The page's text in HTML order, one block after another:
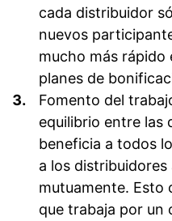
cada distribuidor
nuevos
mucho más
planes de
Fomento del
equilibrio entre las
beneficia a todos
a los
mutuamente. Esto
que trabaja por un